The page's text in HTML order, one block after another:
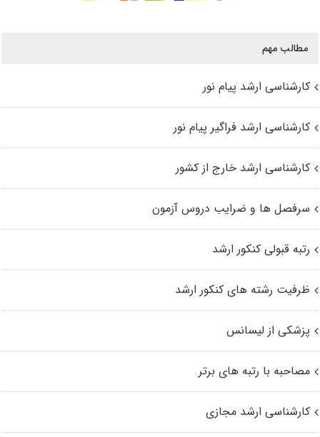
مطالب مهم
کارشناسی ارشد پیام نور
کارشناسی ارشد فراگیر پیام نور
کارشناسی ارشد خارج از کشور
سرفصل ها و ضرایب دروس آزمون
رتبه قبولی کنکور ارشد
ظرفیت رشته های کنکور ارشد
پزشکی از لیسانس
مصاحبه با رتبه های برتر
کارشناسی ارشد مجازی